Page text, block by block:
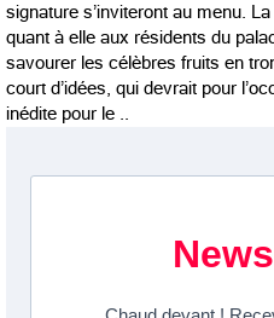
signature s’inviteront au menu.
quant à elle aux résidents du
savourer les célèbres fruits en
court d’idées, qui devrait pour
inédite pour le ..